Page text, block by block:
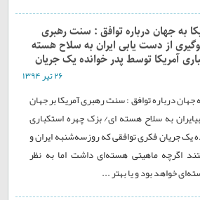
به جهان درباره توافق : سنت رهبری
از دست یابی ایران به سلاح هسته
آمریکا توسط پدر خوانده یک جریان
۲۶ تير ۱۳۹۴
جهان درباره توافق : سنت رهبری آمریکا بر جهان
به سلاح هسته ای/ بزک چهره استکباری
یک جریان فکری توافقی که روزسه‌شنبه ایران و
اگرچه ماهیتی هسته‌ای داشت اما به نظر
خواهد بود و یا بهتر ...